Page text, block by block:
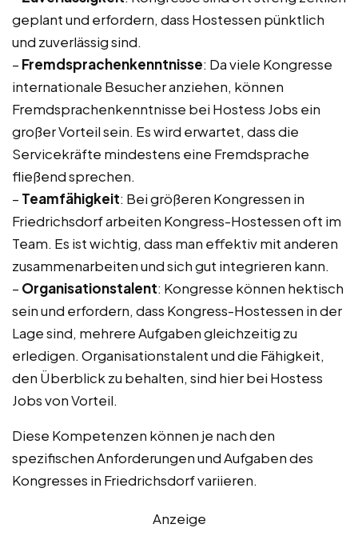
geplant und erfordern, dass Hostessen pünktlich
und zuverlässig sind.
– Fremdsprachenkenntnisse: Da viele Kongresse
internationale Besucher anziehen, können
Fremdsprachenkenntnisse bei Hostess Jobs ein
großer Vorteil sein. Es wird erwartet, dass die
Servicekräfte mindestens eine Fremdsprache
fließend sprechen.
– Teamfähigkeit: Bei größeren Kongressen in
Friedrichsdorf arbeiten Kongress-Hostessen oft im
Team. Es ist wichtig, dass man effektiv mit anderen
zusammenarbeiten und sich gut integrieren kann.
– Organisationstalent: Kongresse können hektisch
sein und erfordern, dass Kongress-Hostessen in der
Lage sind, mehrere Aufgaben gleichzeitig zu
erledigen. Organisationstalent und die Fähigkeit,
den Überblick zu behalten, sind hier bei Hostess
Jobs von Vorteil.
Diese Kompetenzen können je nach den
spezifischen Anforderungen und Aufgaben des
Kongresses in Friedrichsdorf variieren.
Anzeige